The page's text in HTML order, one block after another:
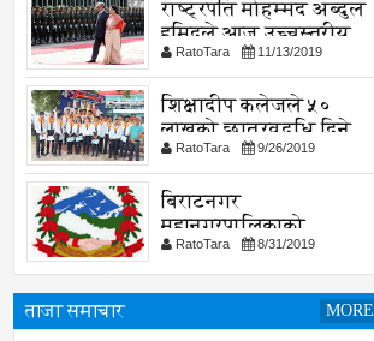
राष्ट्रपति मोहम्मद अब्दुल
हमिदले आज उच्चस्तरीय
भेटवार्ता गर्नु हुदै,
RatoTara 11/13/2019
शिक्षादीप कलेजले ५०
लाखको छात्रवृद्धि दिने
घोषणा
RatoTara 9/26/2019
बिराटनगर
महानगरपालिकाको
सार्वजनिक -सुचना
RatoTara 8/31/2019
ताजा समाचार MORE